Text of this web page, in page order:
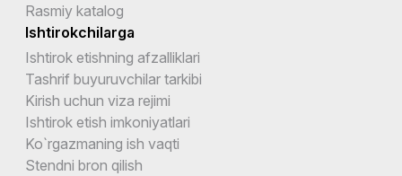
Rasmiy katalog
Ishtirokchilarga
Ishtirok etishning afzalliklari
Tashrif buyuruvchilar tarkibi
Kirish uchun viza rejimi
Ishtirok etish imkoniyatlari
Ko`rgazmaning ish vaqti
Stendni bron qilish